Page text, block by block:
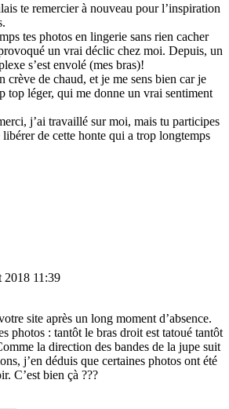
te remercier à nouveau pour l’inspiration
tes photos en lingerie sans rien cacher
un vrai déclic chez moi. Depuis, un
s’est envolé (mes bras)!
crève de chaud, et je me sens bien car je
top léger, qui me donne un vrai sentiment
j’ai travaillé sur moi, mais tu participes
libérer de cette honte qui a trop longtemps
2018 11:39
site après un long moment d’absence.
photos : tantôt le bras droit est tatoué tantôt
la direction des bandes de la jupe suit
j’en déduis que certaines photos ont été
C’est bien çà ???